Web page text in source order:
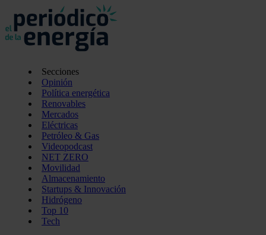
Secciones
Opinión
Política energética
Renovables
Mercados
Eléctricas
Petróleo & Gas
Videopodcast
NET ZERO
Movilidad
Almacenamiento
Startups & Innovación
Hidrógeno
Top 10
Tech